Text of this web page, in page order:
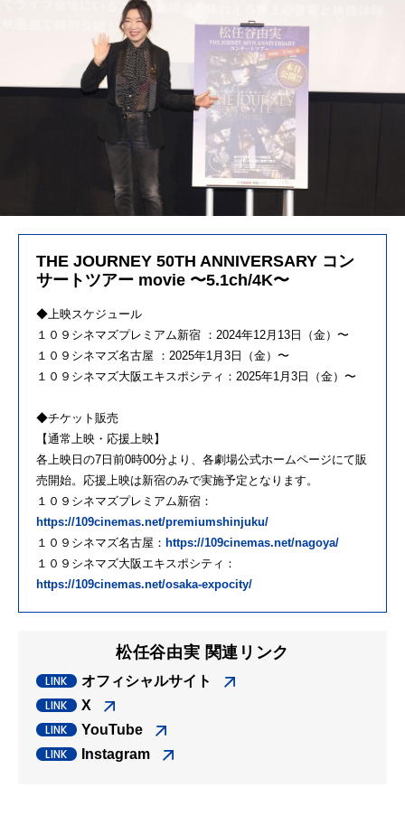
THE JOURNEY 50TH ANNIVERSARY コン
サートツアー movie 〜5.1ch/4K〜
◆上映スケジュール
１０９シネマズプレミアム新宿 ：2024年12月13日（金）〜
１０９シネマズ名古屋 ：2025年1月3日（金）〜
１０９シネマズ大阪エキスポシティ：2025年1月3日（金）〜
◆チケット販売
【通常上映・応援上映】
各上映日の7日前0時00分より、各劇場公式ホームページにて販
売開始。応援上映は新宿のみで実施予定となります。
１０９シネマズプレミアム新宿：
https://109cinemas.net/premiumshinjuku/
１０９シネマズ名古屋： https://109cinemas.net/nagoya/
１０９シネマズ大阪エキスポシティ：
https://109cinemas.net/osaka-expocity/
松任谷由実 関連リンク
オフィシャルサイト
X
YouTube
Instagram